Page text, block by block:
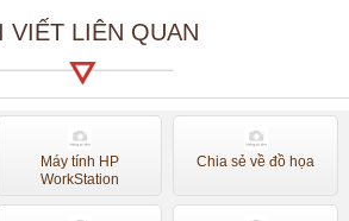
VIẾT LIÊN QUAN
Máy tính HP
WorkStation
Chia sẻ về đồ họa